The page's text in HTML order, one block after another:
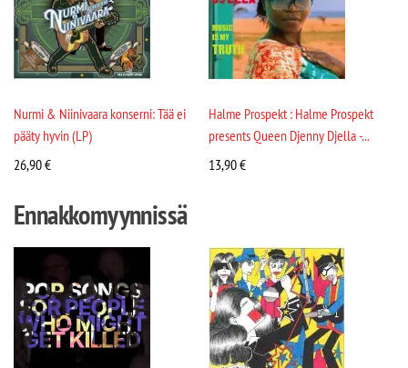
Nurmi & Niinivaara konserni: Tää ei
pääty hyvin (LP)
26,90€
Halme Prospekt : Halme Prospekt
presents Queen Djenny Djella -...
13,90€
Ennakkomyynnissä